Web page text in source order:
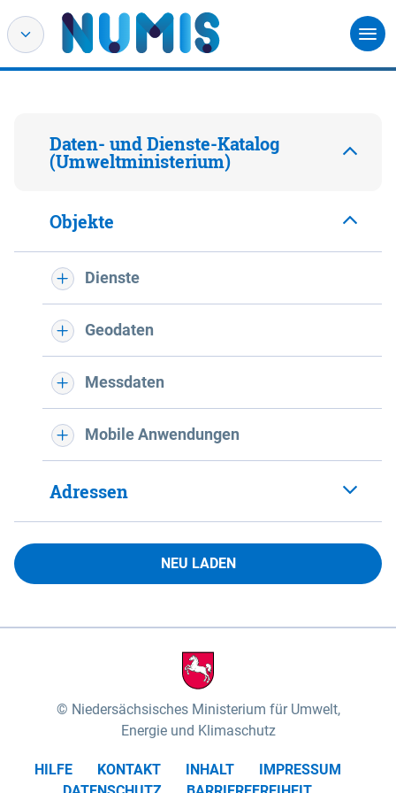
Daten- und Dienste-Katalog
(Umweltministerium)
Objekte
Dienste
Geodaten
Messdaten
Mobile Anwendungen
Adressen
NEU LADEN
Niedersächsisches Ministerium für Umwelt,
Energie und Klimaschutz
HILFE KONTAKT INHALT
IMPRESSUM